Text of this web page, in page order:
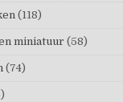
(118)
miniatuur (58)
(74)